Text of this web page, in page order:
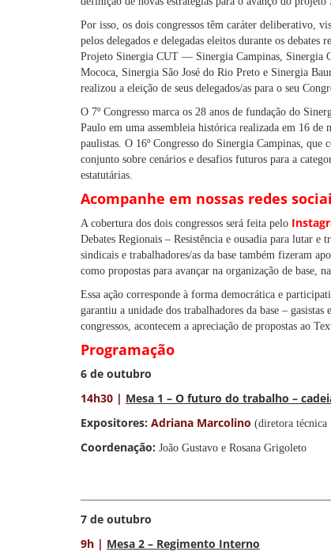
Por isso, os dois congressos têm caráter deliberativo,
pelos delegados e delegadas eleitos durante os
Projeto Sinergia CUT — Sinergia Campinas, Sinergia
Mococa, Sinergia São José do Rio Preto e Sinergia
realizou a eleição de seus delegados/as para o seu
O 7º Congresso marca os 28 anos de fundação do
Paulo em uma assembleia histórica realizada em 16
paulistas. O 16º Congresso do Sinergia Campinas, que
conjunto sobre cenários e desafios futuros para a
estatutárias.
Acompanhe em nossas redes
A cobertura dos dois congressos será feita pelo
Debates Regionais – Resistência e ousadia para lutar e
sindicais e trabalhadores/as da base também fizeram
como propostas para avançar na organização de base,
Essa ação corresponde à forma democrática e
garantiu a unidade dos trabalhadores da base –
congressos, acontecem a apreciação de propostas ao
Programação
6 de outubro
14h30 | Mesa 1 – O futuro do trabalho –
Expositores: Adriana Marcolino (diretora técnica
Coordenação: João Gustavo e Rosana Grigoleto
7 de outubro
9h | Mesa 2 – Regimento Interno